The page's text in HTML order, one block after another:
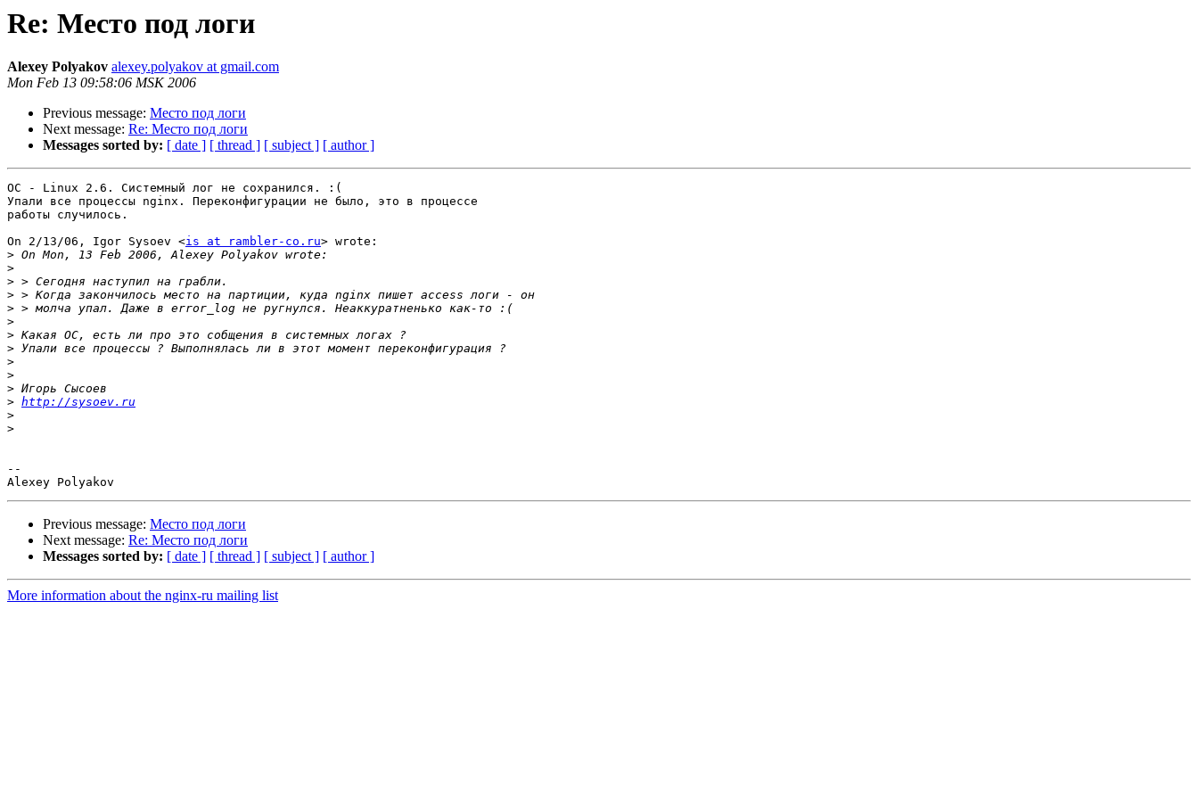
Re: Место под логи
Alexey Polyakov alexey.polyakov at gmail.com
Mon Feb 13 09:58:06 MSK 2006
Previous message: Место под логи
Next message: Re: Место под логи
Messages sorted by: [ date ] [ thread ] [ subject ] [ author ]
ОС - Linux 2.6. Системный лог не сохранился. :(
Упали все процессы nginx. Переконфигурации не было, это в процессе
работы случилось.
On 2/13/06, Igor Sysoev <is at rambler-co.ru> wrote:
>
>
>
>
>
>
>
>
>
>
>
> http://sysoev.ru
>
>
--
Previous message: Место под логи
Next message: Re: Место под логи
Messages sorted by: [ date ] [ thread ] [ subject ] [ author ]
More information about the nginx-ru mailing list